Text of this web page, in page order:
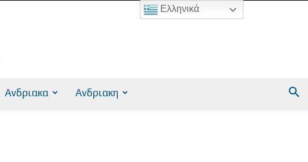
Ανδριακα Ανδριακη
Ελληνικά